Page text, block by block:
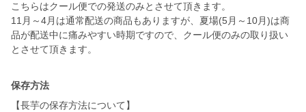
こちらはクール便での発送のみとさせて頂きます。
11月～4月は通常配送の商品もありますが、夏場(5月～10月)は商
品が配送中に痛みやすい時期ですので、クール便のみの取り扱い
とさせて頂きます。
保存方法
【長芋の保存方法について】